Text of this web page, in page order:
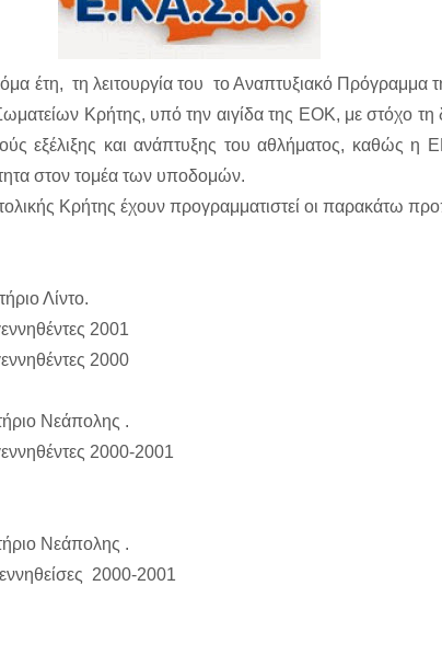
έτη, τη λειτουργία του το Αναπτυξιακό
Κρήτης, υπό την αιγίδα της ΕΟΚ, με στόχο τη
εξέλιξης και ανάπτυξης του αθλήματος, καθώς η
στον τομέα των υποδομών.
Κρήτης έχουν προγραμματιστεί οι παρακάτω
Λίντο.
2001
2000
Νεάπολης .
2000-2001
Νεάπολης .
2000-2001